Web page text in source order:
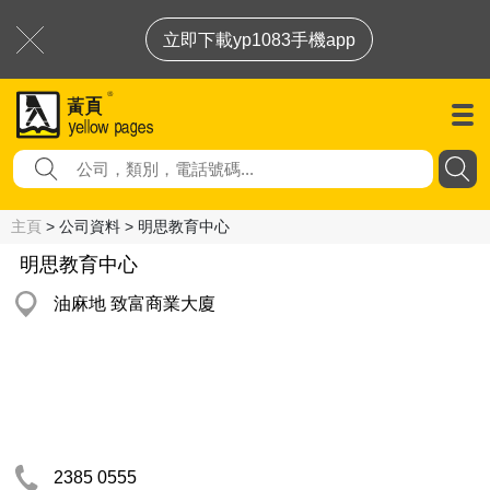
立即下載yp1083手機app
主頁 > 公司資料 > 明思教育中心
明思教育中心
油麻地 致富商業大廈
2385 0555